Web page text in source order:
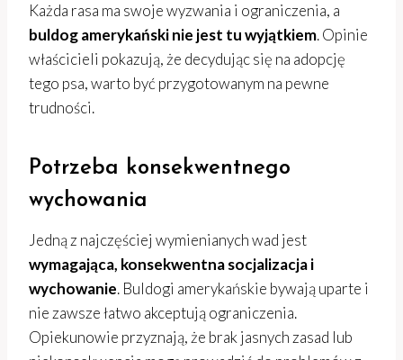
Każda rasa ma swoje wyzwania i ograniczenia, a
buldog amerykański nie jest tu wyjątkiem. Opinie
właścicieli pokazują, że decydując się na adopcję
tego psa, warto być przygotowanym na pewne
trudności.
Potrzeba konsekwentnego
wychowania
Jedną z najczęściej wymienianych wad jest
wymagająca, konsekwentna socjalizacja i
wychowanie. Buldogi amerykańskie bywają uparte i
nie zawsze łatwo akceptują ograniczenia.
Opiekunowie przyznają, że brak jasnych zasad lub